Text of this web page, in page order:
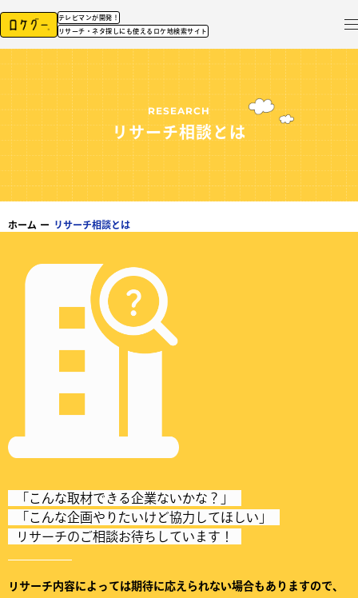
テレビマンが開発！
リサーチ・ネタ探しにも使えるロケ地検索サイト
RESEARCH
リサーチ相談とは
ホーム ー リサーチ相談とは
「こんな取材できる企業ないかな？」
「こんな企画やりたいけど協力してほしい」
リサーチのご相談お待ちしています！
リサーチ内容によっては期待に応えられない場合もありますので、